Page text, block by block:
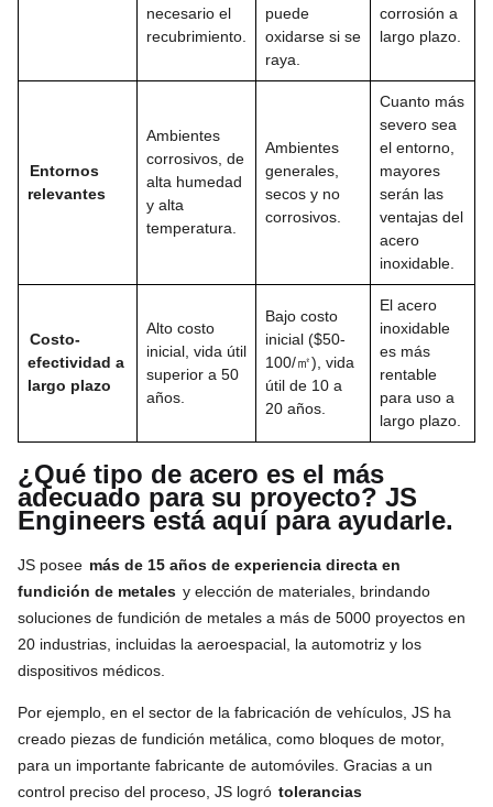
necesario el
recubrimiento.
puede
oxidarse si se
raya.
corrosión a
largo plazo.
Entornos
relevantes
Ambientes
corrosivos, de
alta humedad
y alta
temperatura.
Ambientes
generales,
secos y no
corrosivos.
Cuanto más
severo sea
el entorno,
mayores
serán las
ventajas del
acero
inoxidable.
Costo-
efectividad a
largo plazo
Alto costo
inicial, vida útil
superior a 50
años.
Bajo costo
inicial ($50-
100/㎡), vida
útil de 10 a
20 años.
El acero
inoxidable
es más
rentable
para uso a
largo plazo.
¿Qué tipo de acero es el más
adecuado para su proyecto? JS
Engineers está aquí para ayudarle.
JS posee más de 15 años de experiencia directa en
fundición de metales y elección de materiales, brindando
soluciones de fundición de metales a más de 5000 proyectos en
20 industrias, incluidas la aeroespacial, la automotriz y los
dispositivos médicos.
Por ejemplo, en el sector de la fabricación de vehículos, JS ha
creado piezas de fundición metálica, como bloques de motor,
para un importante fabricante de automóviles. Gracias a un
control preciso del proceso, JS logró tolerancias